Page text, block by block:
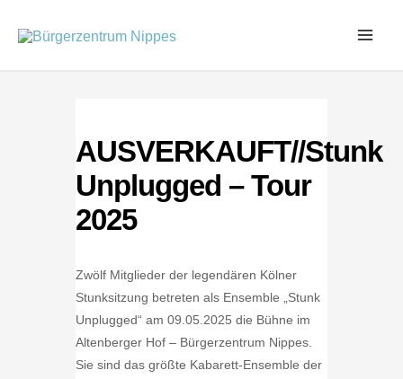
Inhalt
AUSVERKAUFT//Stunk
Unplugged – Tour
2025
Zwölf Mitglieder der legendären Kölner
Stunksitzung betreten als Ensemble „Stunk
Unplugged“ am 09.05.2025 die Bühne im
Altenberger Hof – Bürgerzentrum Nippes.
Sie sind das größte Kabarett-Ensemble der